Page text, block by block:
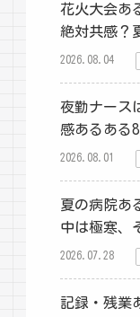
花火大会あ
絶対共感？
2026.08.04
夜勤ナース
感あるある
2026.08.01
夏の病院あ
中は極寒、
2026.07.28
記録・残業